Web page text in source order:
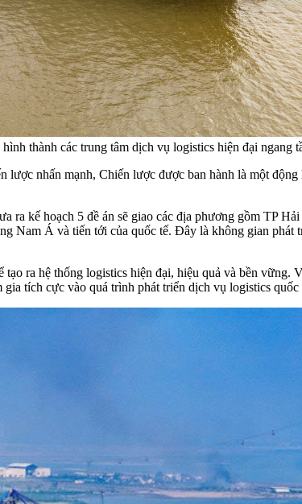
thành các trung tâm dịch vụ logistics hiện đại ngang
nhấn mạnh, Chiến lược được ban hành là một
ra kế hoạch 5 đề án sẽ giao các địa phương gồm TP
Nam Á và tiến tới của quốc tế. Đây là không gian phát
ra hệ thống logistics hiện đại, hiệu quả và bền vững.
tích cực vào quá trình phát triển dịch vụ logistics quốc